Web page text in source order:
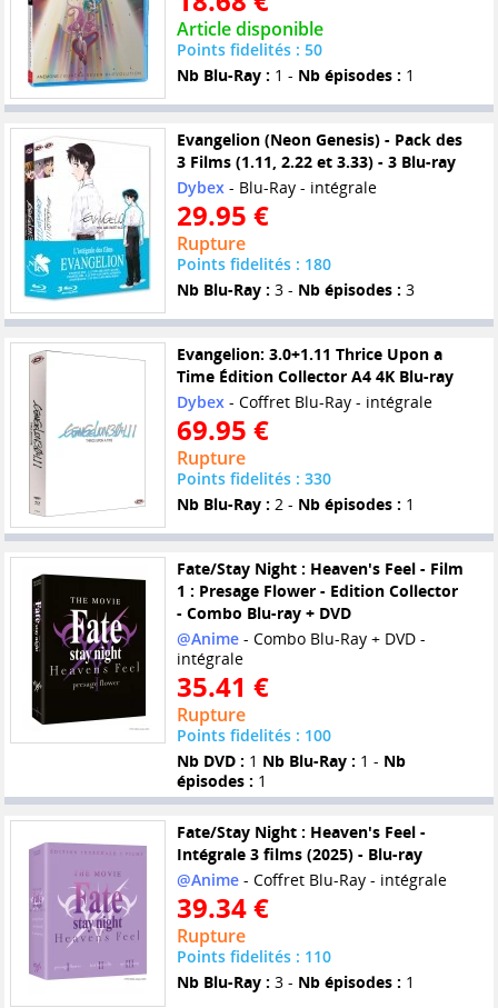
Article disponible
Points fidelités : 50
Nb Blu-Ray : 1 - Nb épisodes : 1
Evangelion (Neon Genesis) - Pack des
3 Films (1.11, 2.22 et 3.33) - 3 Blu-ray
Dybex- Blu-Ray - intégrale
29.95 €
Rupture
Points fidelités : 180
Nb Blu-Ray : 3 - Nb épisodes : 3
Evangelion: 3.0+1.11 Thrice Upon a
Time Édition Collector A4 4K Blu-ray
Dybex- Coffret Blu-Ray - intégrale
69.95 €
Rupture
Points fidelités : 330
Nb Blu-Ray : 2 - Nb épisodes : 1
Fate/Stay Night : Heaven's Feel - Film
1 : Presage Flower - Edition Collector
- Combo Blu-ray + DVD
@Anime- Combo Blu-Ray + DVD -
intégrale
35.41 €
Rupture
Points fidelités : 100
Nb DVD : 1 Nb Blu-Ray : 1 - Nb
épisodes : 1
Fate/Stay Night : Heaven's Feel -
Intégrale 3 films (2025) - Blu-ray
@Anime- Coffret Blu-Ray - intégrale
39.34 €
Rupture
Points fidelités : 110
Nb Blu-Ray : 3 - Nb épisodes : 1